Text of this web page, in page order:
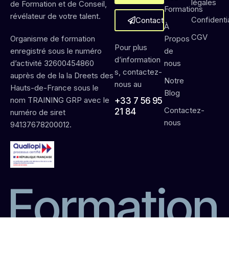
de Formation et de Conseil,
révélateur de votre talent.
Organisme de formation
enregistré sous le numéro
d’activité 32600454860
auprès de de la la Dreets des
Hauts-de-France sous le
nom TRAINING GRP avec le
numéro de siret
94137678200012.
Contact
Pour plus
d’information
s, contactez-
nous au
+33 7 56 95
21 84
Formations
À
Propos
de
nous
Notre
Blog
Contactez-
nous
légales
CGV
Formation